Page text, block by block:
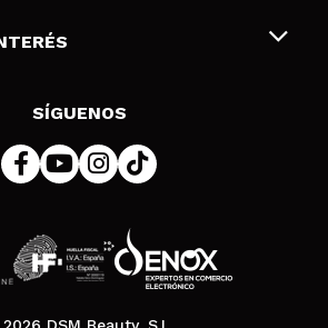
de uso
SÍGUENOS
DSM Beauty, S.L.